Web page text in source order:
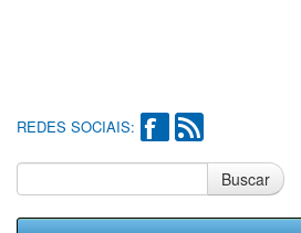
REDES SOCIAIS:
Buscar